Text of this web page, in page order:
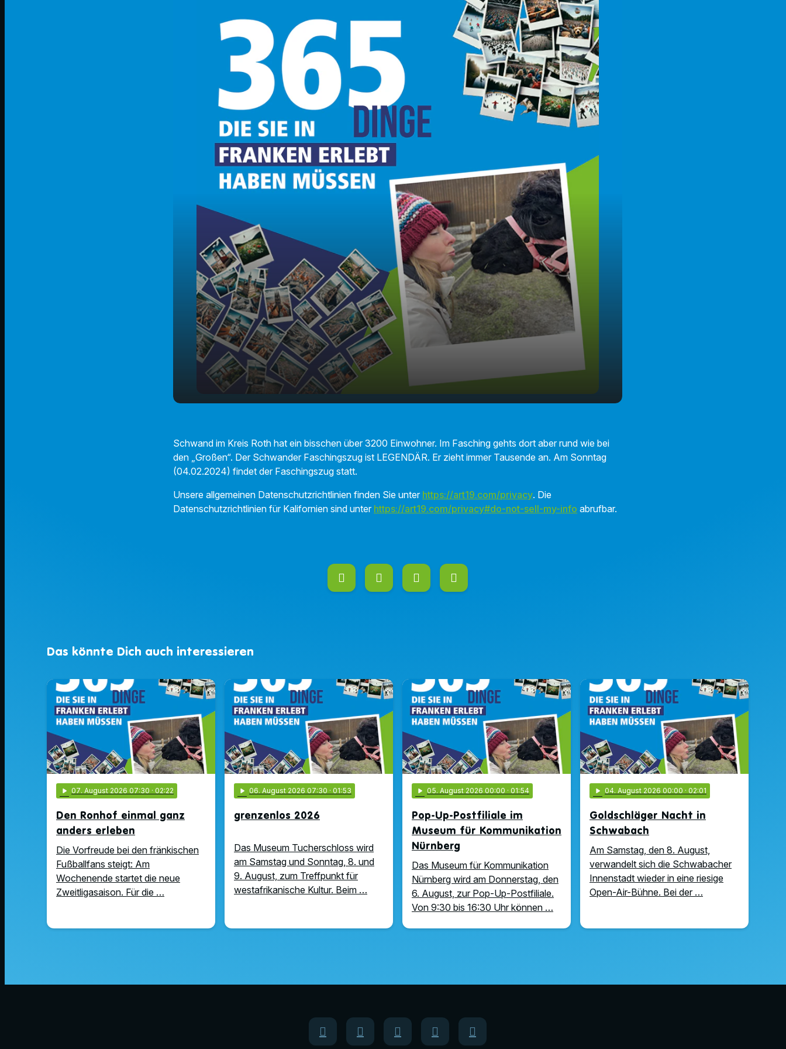
Schwand im Kreis Roth hat ein bisschen über 3200 Einwohner. Im Fasching gehts dort aber rund wie bei
den „Großen“. Der Schwander Faschingszug ist LEGENDÄR. Er zieht immer Tausende an. Am Sonntag
(04.02.2024) findet der Faschingszug statt.
Unsere allgemeinen Datenschutzrichtlinien finden Sie unter https://art19.com/privacy. Die
Datenschutzrichtlinien für Kalifornien sind unter https://art19.com/privacy#do-not-sell-my-info abrufbar.
Das könnte Dich auch interessieren
play_arrow 07. August 2026 07:30 · 02:22
Den Ronhof einmal ganz
anders erleben
Die Vorfreude bei den fränkischen
Fußballfans steigt: Am
Wochenende startet die neue
Zweitligasaison. Für die …
play_arrow 06. August 2026 07:30 · 01:53
grenzenlos 2026
Das Museum Tucherschloss wird
am Samstag und Sonntag, 8. und
9. August, zum Treffpunkt für
westafrikanische Kultur. Beim …
play_arrow 05. August 2026 00:00 · 01:54
Pop-Up-Postfiliale im
Museum für Kommunikation
Nürnberg
Das Museum für Kommunikation
Nürnberg wird am Donnerstag, den
6. August, zur Pop-Up-Postfiliale.
Von 9:30 bis 16:30 Uhr können …
play_arrow 04. August 2026 00:00 · 02:01
Goldschläger Nacht in
Schwabach
Am Samstag, den 8. August,
verwandelt sich die Schwabacher
Innenstadt wieder in eine riesige
Open-Air-Bühne. Bei der …